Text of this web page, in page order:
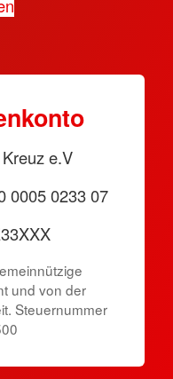
e.V
0005 0233 07
und von der
Steuernummer